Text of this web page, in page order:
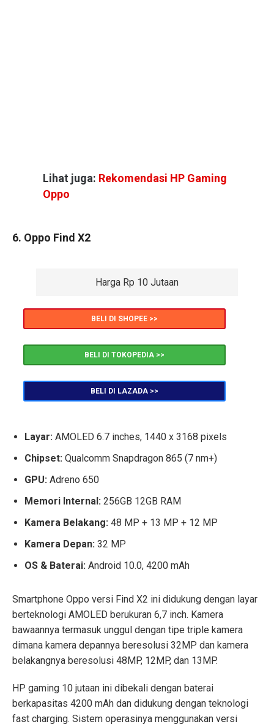
Lihat juga: Rekomendasi HP Gaming
Oppo
6. Oppo Find X2
Harga Rp 10 Jutaan
BELI DI SHOPEE >>
BELI DI TOKOPEDIA >>
BELI DI LAZADA >>
Layar: AMOLED 6.7 inches, 1440 x 3168 pixels
Chipset: Qualcomm Snapdragon 865 (7 nm+)
GPU: Adreno 650
Memori Internal: 256GB 12GB RAM
Kamera Belakang: 48 MP + 13 MP + 12 MP
Kamera Depan: 32 MP
OS & Baterai: Android 10.0, 4200 mAh
Smartphone Oppo versi Find X2 ini didukung dengan layar
berteknologi AMOLED berukuran 6,7 inch. Kamera
bawaannya termasuk unggul dengan tipe triple kamera
dimana kamera depannya beresolusi 32MP dan kamera
belakangnya beresolusi 48MP, 12MP, dan 13MP.
HP gaming 10 jutaan ini dibekali dengan baterai
berkapasitas 4200 mAh dan didukung dengan teknologi
fast charging. Sistem operasinya menggunakan versi